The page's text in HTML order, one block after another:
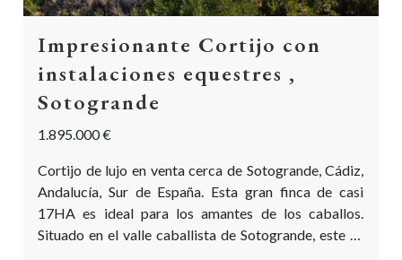
Impresionante Cortijo con
instalaciones equestres ,
Sotogrande
1.895.000 €
Cortijo de lujo en venta cerca de Sotogrande, Cádiz,
Andalucía, Sur de España. Esta gran finca de casi
17HA es ideal para los amantes de los caballos.
Situado en el valle caballista de Sotogrande, este es